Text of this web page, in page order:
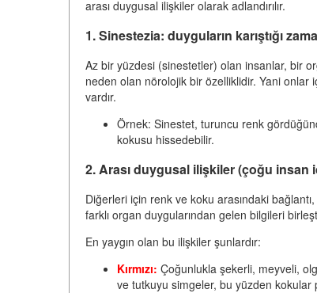
arası duygusal ilişkiler olarak adlandırılır.
1. Sinestezia: duyguların karıştığı
Az bir yüzdesi (sinestetler) olan insanlar, bir
neden olan nörolojik bir özelliklidir. Yani onlar
vardır.
Örnek: Sinestet, turuncu renk
kokusu hissedebilir.
2. Arası duygusal ilişkiler (çoğu insan
Diğerleri için renk ve koku arasındaki
farklı organ duygularından gelen bilgileri
En yaygın olan bu ilişkiler şunlardır:
Kırmızı: Çoğunlukla şekerli, meyveli,
ve tutkuyu simgeler, bu yüzden kokular